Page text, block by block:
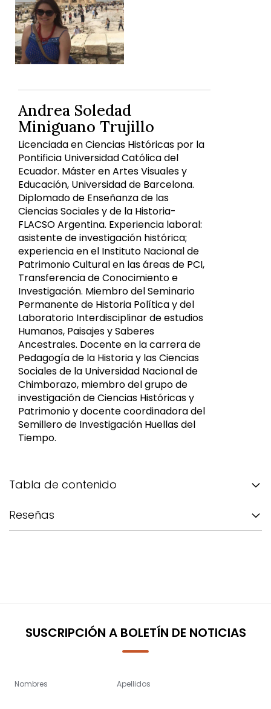
Andrea Soledad
Miniguano Trujillo
Licenciada en Ciencias Históricas por la
Pontificia Universidad Católica del
Ecuador. Máster en Artes Visuales y
Educación, Universidad de Barcelona.
Diplomado de Enseñanza de las
Ciencias Sociales y de la Historia-
FLACSO Argentina. Experiencia laboral:
asistente de investigación histórica;
experiencia en el Instituto Nacional de
Patrimonio Cultural en las áreas de PCI,
Transferencia de Conocimiento e
Investigación. Miembro del Seminario
Permanente de Historia Política y del
Laboratorio Interdisciplinar de estudios
Humanos, Paisajes y Saberes
Ancestrales. Docente en la carrera de
Pedagogía de la Historia y las Ciencias
Sociales de la Universidad Nacional de
Chimborazo, miembro del grupo de
investigación de Ciencias Históricas y
Patrimonio y docente coordinadora del
Semillero de Investigación Huellas del
Tiempo.
Tabla de contenido
Reseñas
SUSCRIPCIÓN A BOLETÍN DE NOTICIAS
Nombres Apellidos